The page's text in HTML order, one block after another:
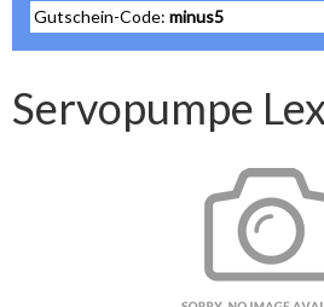
Gutschein-Code: minus5
Servopumpe